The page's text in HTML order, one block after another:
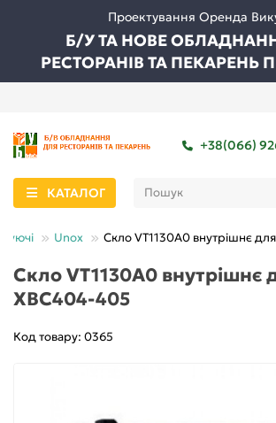
Проектування Оренда
Б/У ТА НОВЕ
РЕСТОРАНІВ ТА ПЕКАРЕНЬ
+38(066)
КАТАЛОГ
Unox Скло VT1130A0 внутрішнє
Скло VT1130A0 внутрішнє
XBC404-405
Код товару: 0365